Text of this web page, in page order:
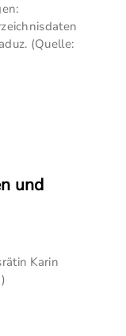
(Quelle:
und
Karin